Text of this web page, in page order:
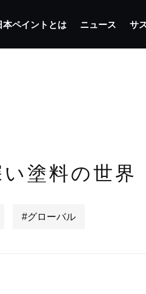
本ペイントとは ニュース サ
塗料の世界
#グローバル